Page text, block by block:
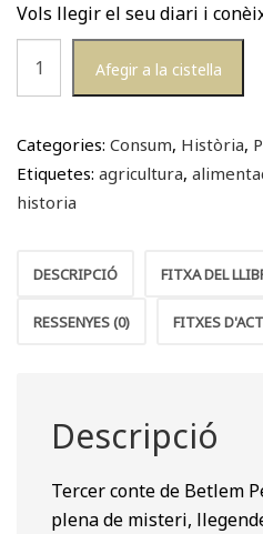
Vols llegir el seu diari i
Petrie
i
el
mediterrània
Afegir a la cistella
Categories: Consum, Història,
Etiquetes: agricultura,
historia
DESCRIPCIÓ FITXA DEL
RESSENYES (0) FITXES
Descripció
Tercer conte de Betlem
plena de misteri,